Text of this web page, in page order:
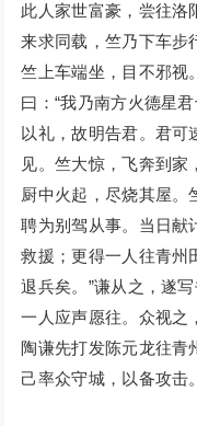
此人家世富豪，尝往洛
来求同载，竺乃下车步
竺上车端坐，目不邪视
曰：“我乃南方火德星
以礼，故明告君。君可
见。竺大惊，飞奔到家
厨中火起，尽烧其屋。
聘为别驾从事。当日献
救援；更得一人往青州
退兵矣。”谦从之，遂
一人应声愿往。众视之
陶谦先打发陈元龙往青
己率众守城，以备攻击。